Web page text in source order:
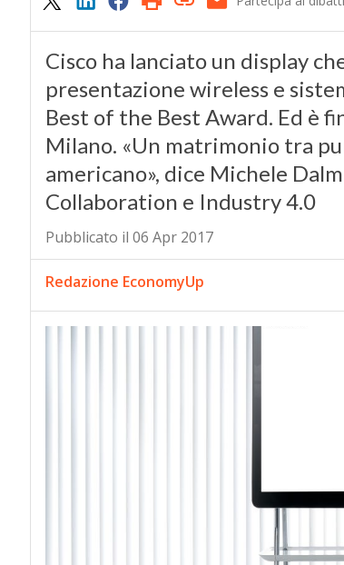
Cisco ha lanciato un display
presentazione wireless e
Best of the Best Award. Ed è
Milano. «Un matrimonio tra
americano», dice Michele
Collaboration e Industry 4.0
Pubblicato il 06 Apr 2017
Redazione EconomyUp